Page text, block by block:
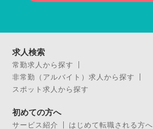
求人検索
常勤求人から探す
非常勤（アルバイト）求人から探す
スポット求人から探す
初めての方へ
サービス紹介
はじめて転職される方へ